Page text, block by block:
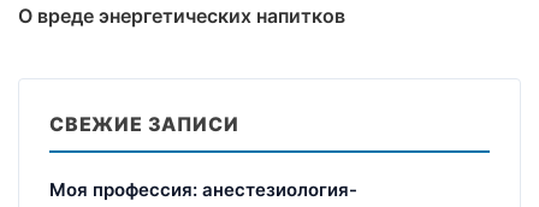
О вреде энергетических напитков
СВЕЖИЕ ЗАПИСИ
Моя профессия: анестезиология-